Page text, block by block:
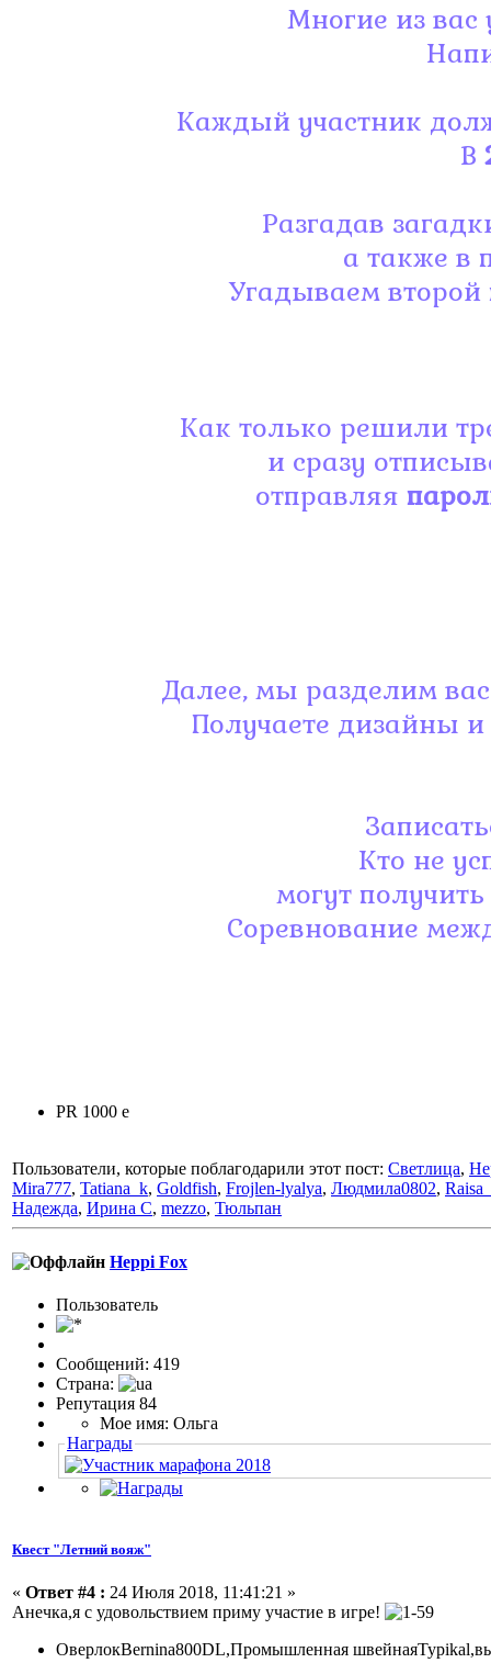
Многие из
Каждый участник
В
Разгадав
а также в
Угадываем второй
Как только решили
и сразу
отправляя
Далее, мы разделим
Получаете дизайны
Кто не
могут
Соревнование
PR 1000 e
Пользователи, которые поблагодарили этот пост: Светлица,
Mira777, Tatiana_k, Goldfish, Frojlen-lyalya, Людмила0802,
Надежда, Ирина С, mezzo, Тюльпан
Heppi Fox
Пользовaтeль
Сообщений: 419
Страна:
Репутация 84
Мое имя: Ольга
Награды
Квест "Летний вояж"
« Ответ #4 : 24 Июля 2018, 11:41:21 »
Анечка,я с удовольствием приму участие в игре!
ОверлокBernina800DL,Промышленная